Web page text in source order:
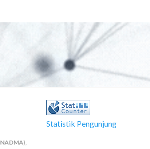
NADMA),
Statistik Pengunjung